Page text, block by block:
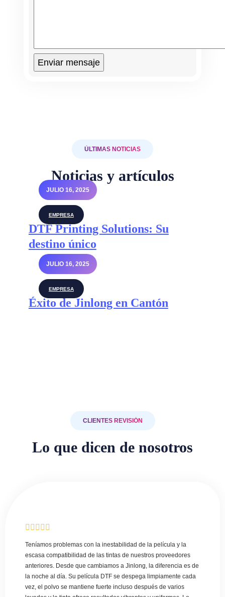
ÚLTIMAS NOTICIAS
Noticias y artículos
JULIO 16, 2025
EMPRESA
DTF Printing Solutions: Su
destino único
JULIO 16, 2025
EMPRESA
Éxito de Jinlong en Cantón
CLIENTES REVISIÓN
Lo que dicen de nosotros
Teníamos problemas con la inestabilidad de la película y la
escasa compatibilidad de las tintas de nuestros proveedores
anteriores. Desde que cambiamos a Jinlong, la diferencia es de
la noche al día. Su película DTF se despega limpiamente cada
vez, el polvo se mantiene fuerte incluso después de varios